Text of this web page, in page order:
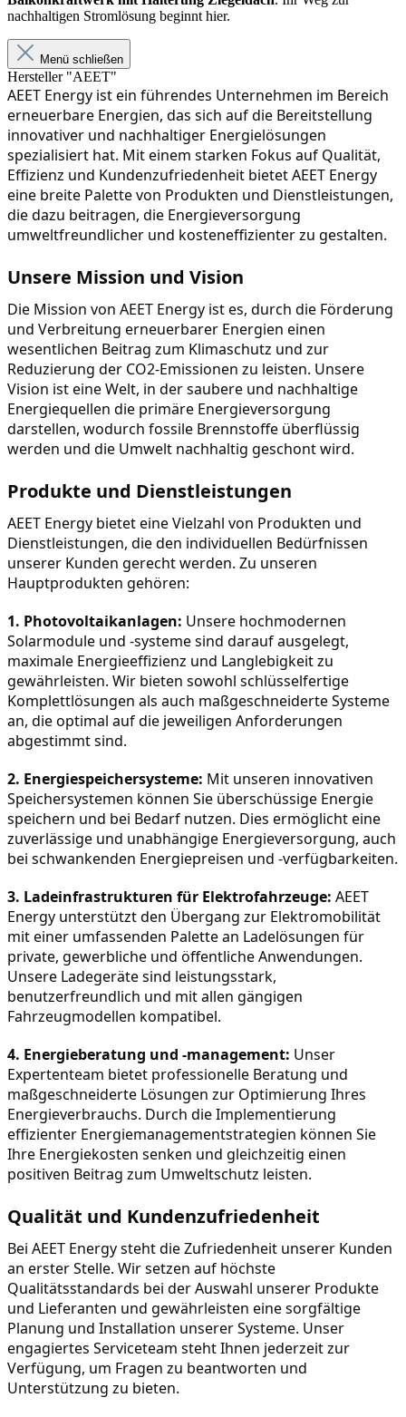
nachhaltigen Stromlösung beginnt hier.
Menü schließen
Hersteller "AEET"
AEET Energy ist ein führendes Unternehmen im Bereich
erneuerbare Energien, das sich auf die Bereitstellung
innovativer und nachhaltiger Energielösungen
spezialisiert hat. Mit einem starken Fokus auf Qualität,
Effizienz und Kundenzufriedenheit bietet AEET Energy
eine breite Palette von Produkten und Dienstleistungen,
die dazu beitragen, die Energieversorgung
umweltfreundlicher und kosteneffizienter zu gestalten.
Unsere Mission und Vision
Die Mission von AEET Energy ist es, durch die Förderung
und Verbreitung erneuerbarer Energien einen
wesentlichen Beitrag zum Klimaschutz und zur
Reduzierung der CO2-Emissionen zu leisten. Unsere
Vision ist eine Welt, in der saubere und nachhaltige
Energiequellen die primäre Energieversorgung
darstellen, wodurch fossile Brennstoffe überflüssig
werden und die Umwelt nachhaltig geschont wird.
Produkte und Dienstleistungen
AEET Energy bietet eine Vielzahl von Produkten und
Dienstleistungen, die den individuellen Bedürfnissen
unserer Kunden gerecht werden. Zu unseren
Hauptprodukten gehören:
1. Photovoltaikanlagen: Unsere hochmodernen
Solarmodule und -systeme sind darauf ausgelegt,
maximale Energieeffizienz und Langlebigkeit zu
gewährleisten. Wir bieten sowohl schlüsselfertige
Komplettlösungen als auch maßgeschneiderte Systeme
an, die optimal auf die jeweiligen Anforderungen
abgestimmt sind.
2. Energiespeichersysteme: Mit unseren innovativen
Speichersystemen können Sie überschüssige Energie
speichern und bei Bedarf nutzen. Dies ermöglicht eine
zuverlässige und unabhängige Energieversorgung, auch
bei schwankenden Energiepreisen und -verfügbarkeiten.
3. Ladeinfrastrukturen für Elektrofahrzeuge: AEET
Energy unterstützt den Übergang zur Elektromobilität
mit einer umfassenden Palette an Ladelösungen für
private, gewerbliche und öffentliche Anwendungen.
Unsere Ladegeräte sind leistungsstark,
benutzerfreundlich und mit allen gängigen
Fahrzeugmodellen kompatibel.
4. Energieberatung und -management: Unser
Expertenteam bietet professionelle Beratung und
maßgeschneiderte Lösungen zur Optimierung Ihres
Energieverbrauchs. Durch die Implementierung
effizienter Energiemanagementstrategien können Sie
Ihre Energiekosten senken und gleichzeitig einen
positiven Beitrag zum Umweltschutz leisten.
Qualität und Kundenzufriedenheit
Bei AEET Energy steht die Zufriedenheit unserer Kunden
an erster Stelle. Wir setzen auf höchste
Qualitätsstandards bei der Auswahl unserer Produkte
und Lieferanten und gewährleisten eine sorgfältige
Planung und Installation unserer Systeme. Unser
engagiertes Serviceteam steht Ihnen jederzeit zur
Verfügung, um Fragen zu beantworten und
Unterstützung zu bieten.